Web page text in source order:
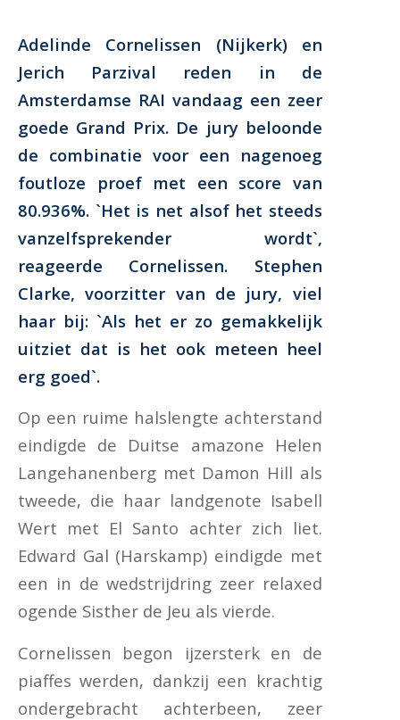
Adelinde Cornelissen (Nijkerk) en
Jerich Parzival reden in de
Amsterdamse RAI vandaag een zeer
goede Grand Prix. De jury beloonde
de combinatie voor een nagenoeg
foutloze proef met een score van
80.936%. `Het is net alsof het steeds
vanzelfsprekender wordt`,
reageerde Cornelissen. Stephen
Clarke, voorzitter van de jury, viel
haar bij: `Als het er zo gemakkelijk
uitziet dat is het ook meteen heel
erg goed`.
Op een ruime halslengte achterstand
eindigde de Duitse amazone Helen
Langehanenberg met Damon Hill als
tweede, die haar landgenote Isabell
Wert met El Santo achter zich liet.
Edward Gal (Harskamp) eindigde met
een in de wedstrijdring zeer relaxed
ogende Sisther de Jeu als vierde.
Cornelissen begon ijzersterk en de
piaffes werden, dankzij een krachtig
ondergebracht achterbeen, zeer